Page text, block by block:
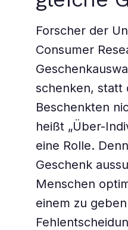
Forscher der
Consumer
schenken, statt
Beschenkten
heißt „Über-
eine Rolle.
Geschenk
Menschen
einem zu